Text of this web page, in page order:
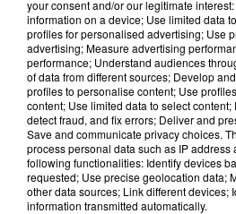
Des super-
Grand-Fort-
8h29
Un chien sauvé
dans une voiture
your consent and/or our legitimate
information on a device; Use limited data
profiles for personalised advertising; Use
advertising; Measure advertising
performance; Understand audiences
of data from different sources; Develop
profiles to personalise content; Use
content; Use limited data to select
detect fraud, and fix errors; Deliver and
Save and communicate privacy choices.
process personal data such as IP address
following functionalities: Identify devices
requested; Use precise geolocation data;
other data sources; Link different devices;
information transmitted automatically.